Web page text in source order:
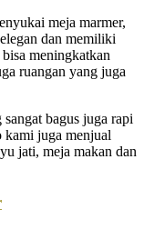
meja marmer,
dan memiliki
meningkatkan
ruangan yang juga
bagus juga rapi
kami juga menjual
jati, meja makan dan